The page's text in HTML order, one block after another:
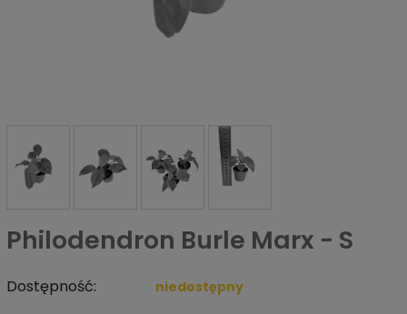
Philodendron Burle Marx - S
Dostępność: niedostępny